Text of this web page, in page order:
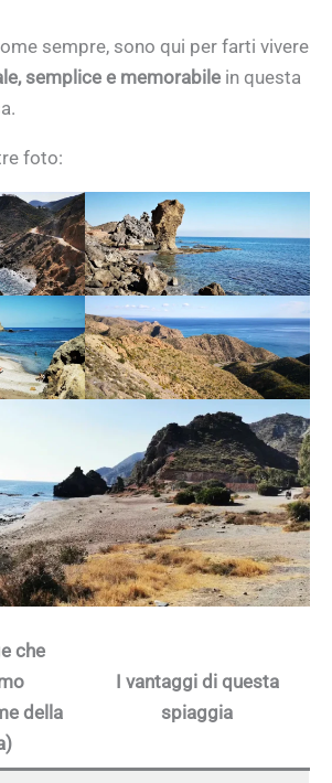
sempre, sono qui per farti vivere
semplice e memorabile in questa
foto:
che
della
I vantaggi di questa
spiaggia